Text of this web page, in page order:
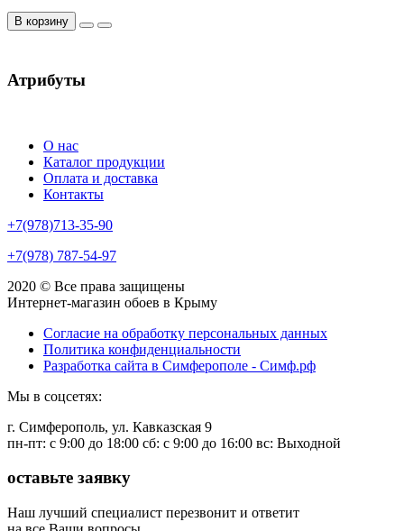
В корзину
Атрибуты
О нас
Каталог продукции
Оплата и доставка
Контакты
+7(978)713-35-90
+7(978) 787-54-97
2020 © Все права защищены
Интернет-магазин обоев в Крыму
Согласие на обработку персональных данных
Политика конфиденциальности
Разработка сайта в Симферополе - Симф.рф
Мы в соцсетях:
г. Симферополь, ул. Кавказская 9
пн-пт: с 9:00 до 18:00 сб: c 9:00 до 16:00 вс: Выходной
оставьте заявку
Наш лучший специалист перезвонит и ответит